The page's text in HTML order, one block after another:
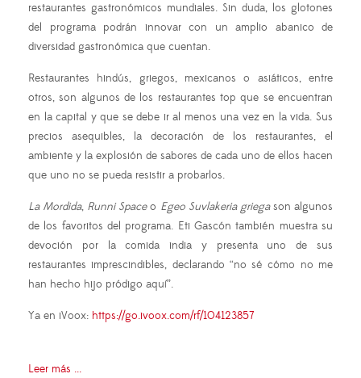
restaurantes gastronómicos mundiales. Sin duda, los glotones
del programa podrán innovar con un amplio abanico de
diversidad gastronómica que cuentan.
Restaurantes hindús, griegos, mexicanos o asiáticos, entre
otros, son algunos de los restaurantes top que se encuentran
en la capital y que se debe ir al menos una vez en la vida. Sus
precios asequibles, la decoración de los restaurantes, el
ambiente y la explosión de sabores de cada uno de ellos hacen
que uno no se pueda resistir a probarlos.
La Mordida, Runni Spaceo Egeo Suvlakeria griegason algunos
de los favoritos del programa. Eti Gascón también muestra su
devoción por la comida india y presenta uno de sus
restaurantes imprescindibles, declarando “no sé cómo no me
han hecho hijo pródigo aquí”.
Ya en iVoox: https://go.ivoox.com/rf/104123857
Leer más ...